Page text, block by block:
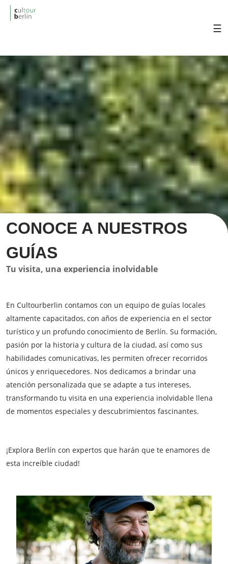
CONOCE A NUESTROS
GUÍAS
Tu visita, una experiencia inolvidable
En Cultourberlin contamos con un equipo de guías locales
altamente capacitados, con años de experiencia en el sector
turístico y un profundo conocimiento de Berlín. Su formación,
pasión por la historia y cultura de la ciudad, así como sus
habilidades comunicativas, les permiten ofrecer recorridos
únicos y enriquecedores. Nos dedicamos a brindar una
atención personalizada que se adapte a tus intereses,
transformando tu visita en una experiencia inolvidable llena
de momentos especiales y descubrimientos fascinantes.
¡Explora Berlín con expertos que harán que te enamores de
esta increíble ciudad!